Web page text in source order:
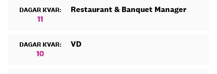
DAGAR KVAR:
11
Restaurant & Banquet Manager
DAGAR KVAR:
10
VD